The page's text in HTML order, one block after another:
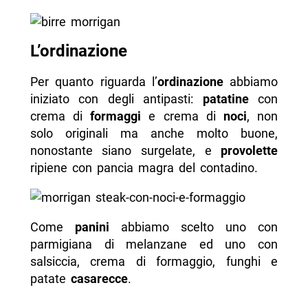
L’ordinazione
Per quanto riguarda l’ordinazioneabbiamo
iniziato con degli antipasti: patatinecon
crema diformaggi e crema di noci, non
solo originali ma anche molto buone,
nonostante siano surgelate, e provolette
ripiene con pancia magra del contadino.
Come panini abbiamo scelto uno con
parmigiana di melanzane ed uno con
salsiccia, crema di formaggio, funghi e
patate casarecce.